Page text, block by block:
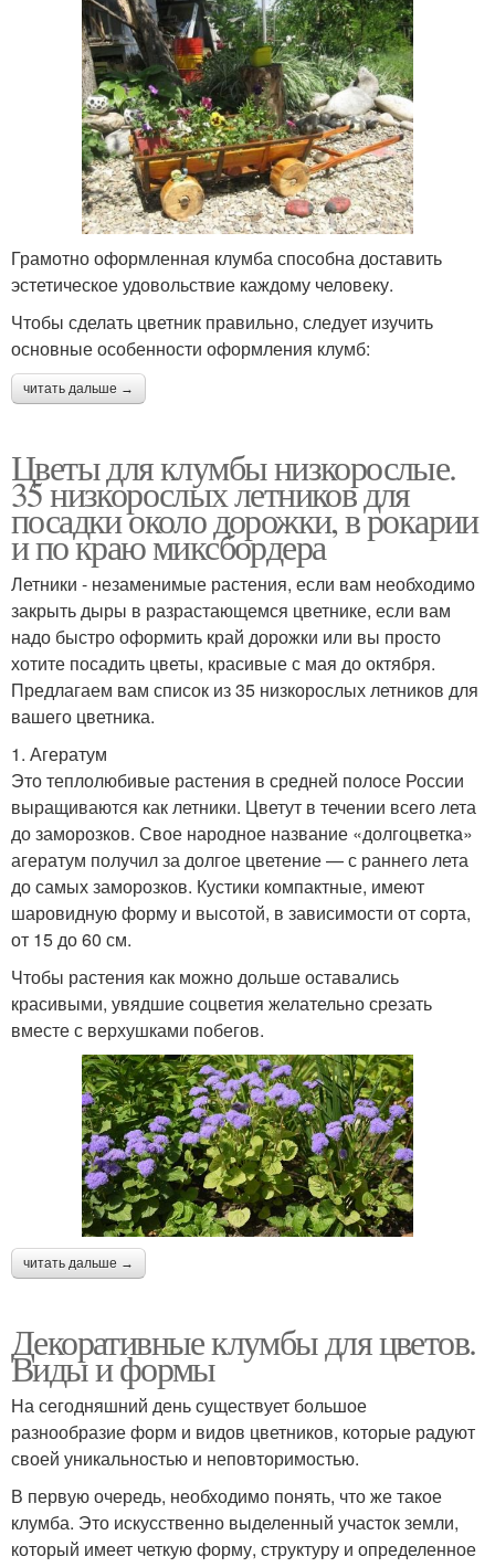
Грамотно оформленная клумба способна доставить
эстетическое удовольствие каждому человеку.
Чтобы сделать цветник правильно, следует изучить
основные особенности оформления клумб:
читать дальше →
Цветы для клумбы низкорослые.
35 низкорослых летников для
посадки около дорожки, в рокарии
и по краю миксбордера
Летники - незаменимые растения, если вам необходимо
закрыть дыры в разрастающемся цветнике, если вам
надо быстро оформить край дорожки или вы просто
хотите посадить цветы, красивые с мая до октября.
Предлагаем вам список из 35 низкорослых летников для
вашего цветника.
1. Агератум
Это теплолюбивые растения в средней полосе России
выращиваются как летники. Цветут в течении всего лета
до заморозков. Свое народное название «долгоцветка»
агератум получил за долгое цветение — с раннего лета
до самых заморозков. Кустики компактные, имеют
шаровидную форму и высотой, в зависимости от сорта,
от 15 до 60 см.
Чтобы растения как можно дольше оставались
красивыми, увядшие соцветия желательно срезать
вместе с верхушками побегов.
читать дальше →
Декоративные клумбы для цветов.
Виды и формы
На сегодняшний день существует большое
разнообразие форм и видов цветников, которые радуют
своей уникальностью и неповторимостью.
В первую очередь, необходимо понять, что же такое
клумба. Это искусственно выделенный участок земли,
который имеет четкую форму, структуру и определенное